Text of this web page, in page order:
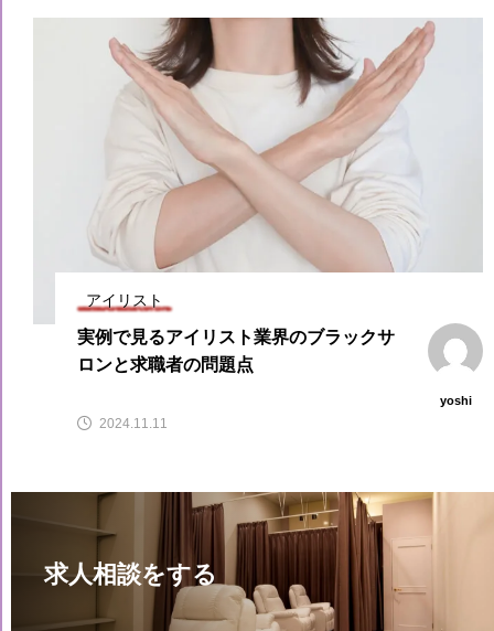
アイリスト
実例で見るアイリスト業界のブラックサ
ロンと求職者の問題点
yoshi
2024.11.11
求人相談をする